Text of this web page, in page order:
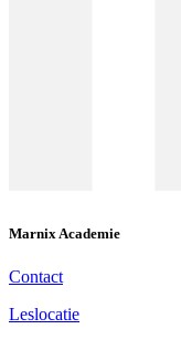
Marnix Academie
Contact
Leslocatie